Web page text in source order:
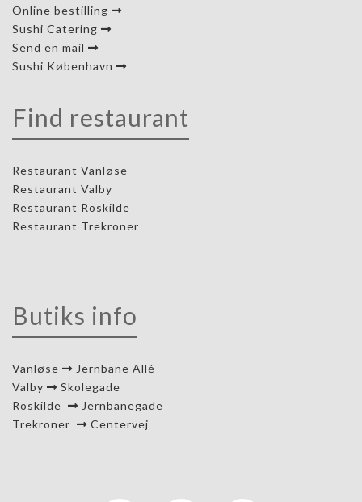
Online bestilling
Sushi Catering
Send en mail
Sushi København
Find restaurant
Restaurant Vanløse
Restaurant Valby
Restaurant Roskilde
Restaurant Trekroner
Butiks info
Vanløse
Jernbane Allé
Valby
Skolegade
Roskilde
Jernbanegade
Trekroner
Centervej